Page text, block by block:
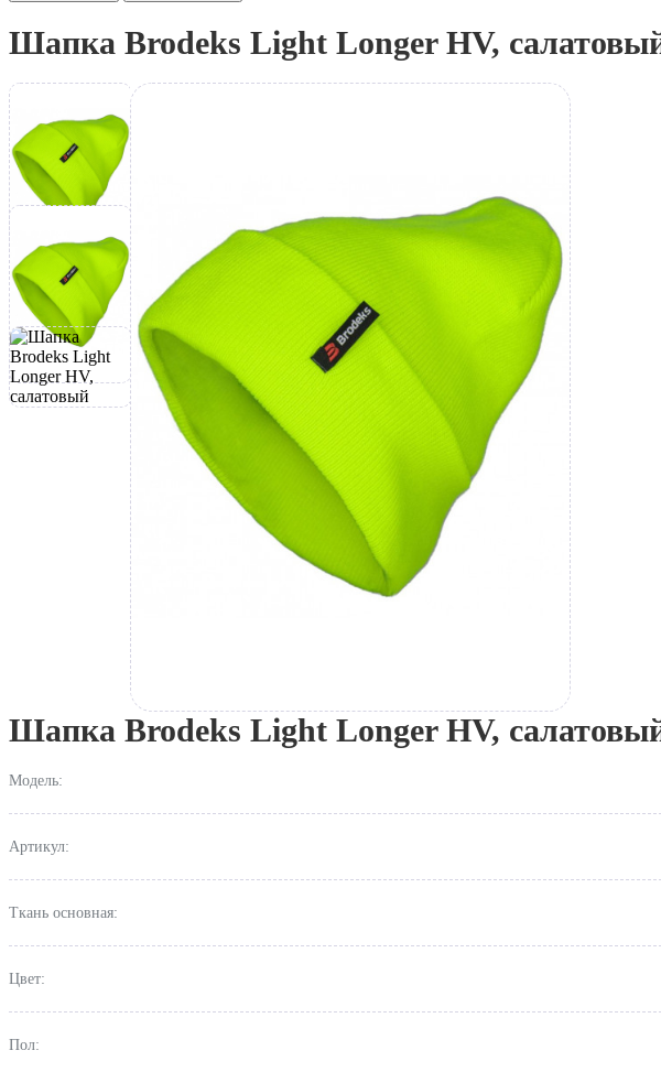
Шапка Brodeks Light Longer HV,
Шапка Brodeks Light Longer HV,
Модель:
Артикул:
Ткань основная:
Цвет:
Пол: